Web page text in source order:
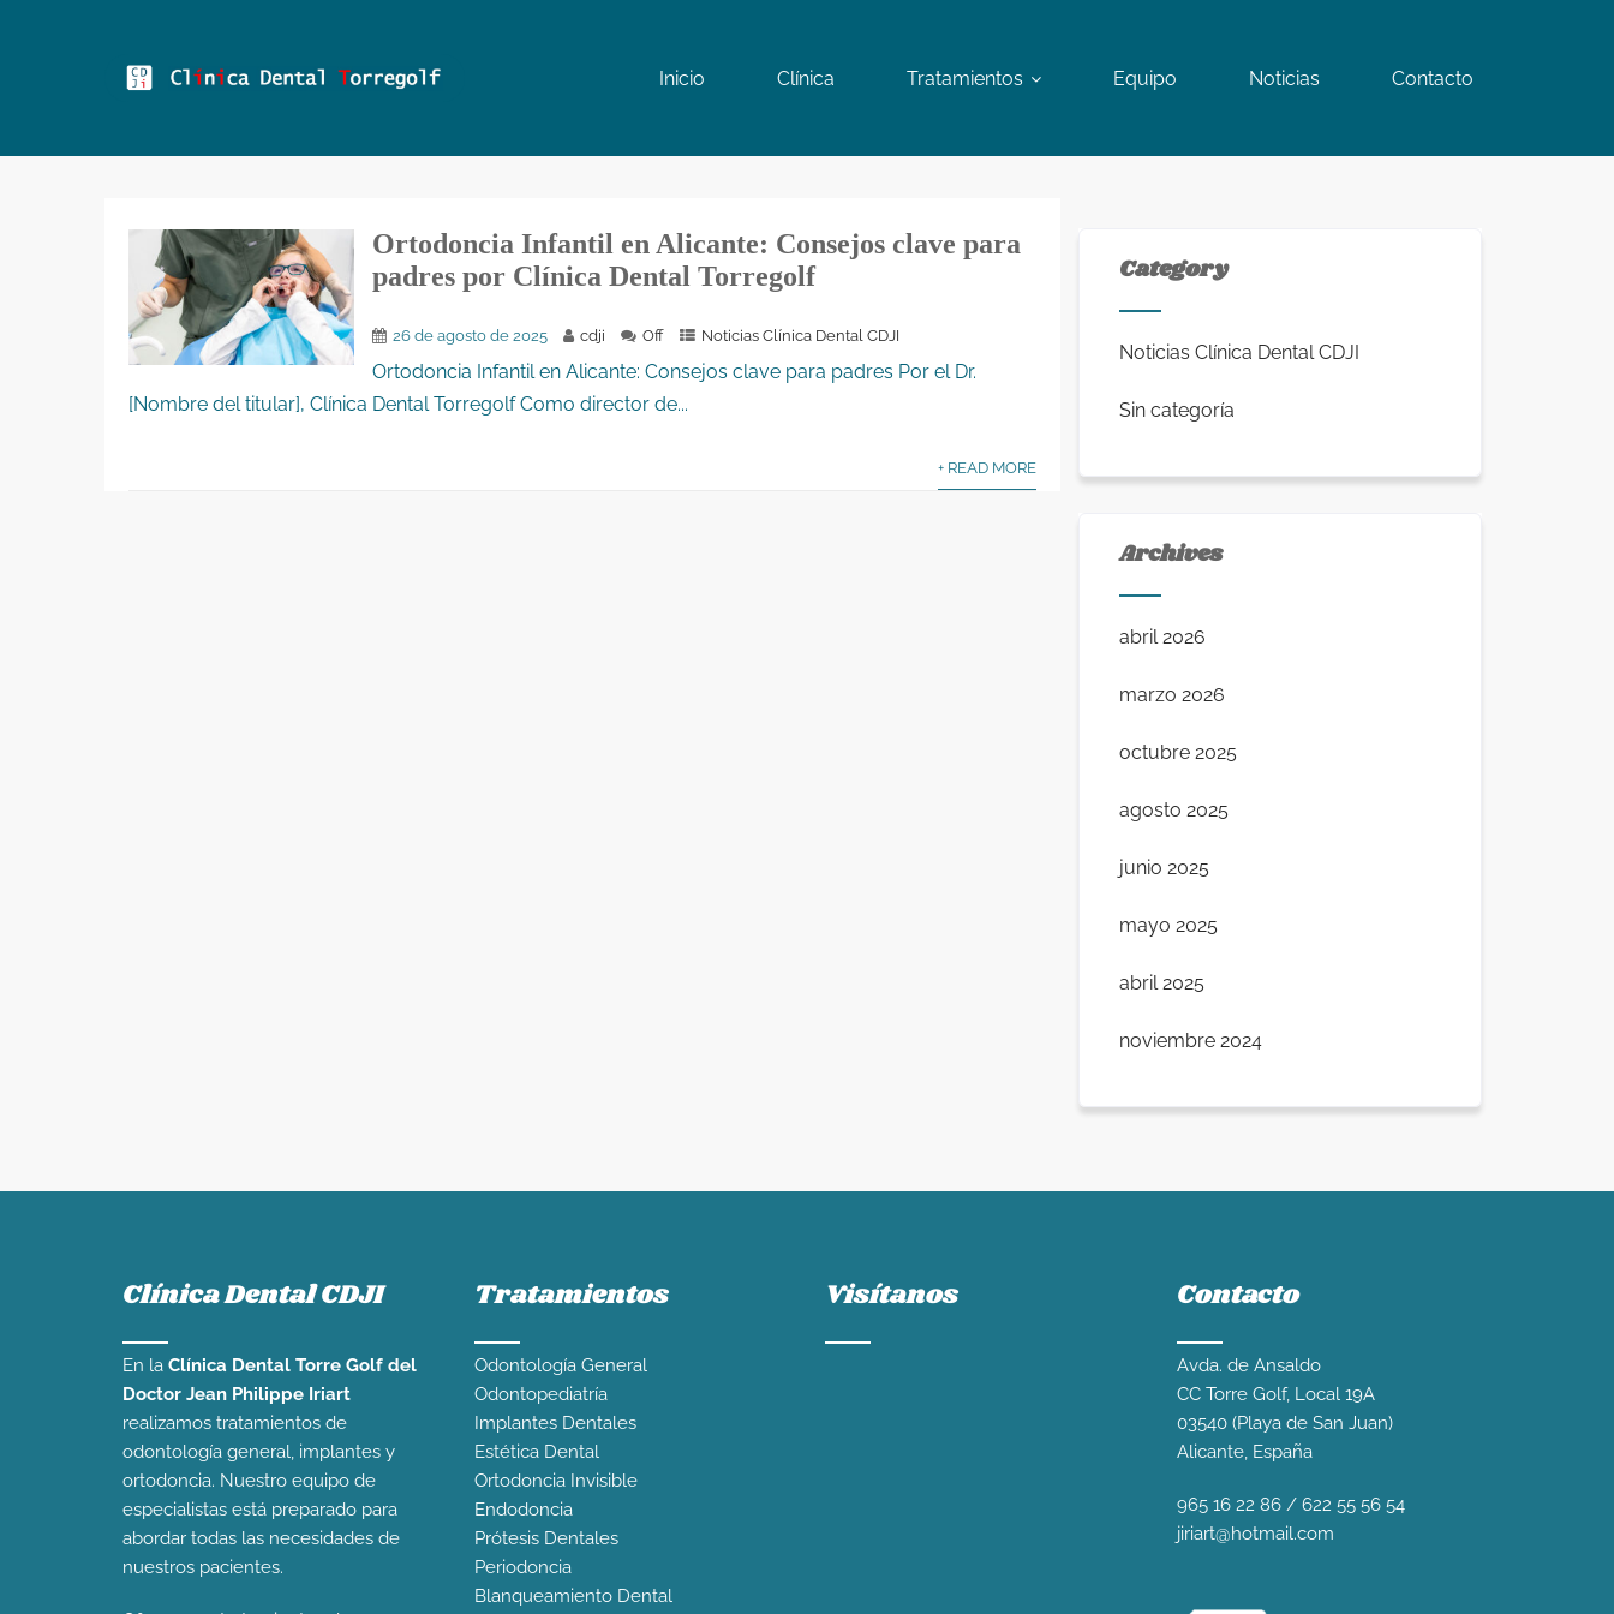
Inicio Clínica Tratamientos Equipo Noticias Contacto
Ortodoncia Infantil en Alicante: Consejos clave para
padres por Clínica Dental Torregolf
26 de agosto de 2025 cdji Off Noticias Clínica Dental CDJI
Ortodoncia Infantil en Alicante: Consejos clave para padres Por el Dr.
[Nombre del titular], Clínica Dental Torregolf Como director de...
+ READ MORE
Category
Noticias Clínica Dental CDJI
Sin categoría
Archives
abril 2026
marzo 2026
octubre 2025
agosto 2025
junio 2025
mayo 2025
abril 2025
noviembre 2024
Clínica Dental CDJI
En la Clínica Dental Torre Golf del
Doctor Jean Philippe Iriart
realizamos tratamientos de
odontología general, implantes y
ortodoncia. Nuestro equipo de
especialistas está preparado para
abordar todas las necesidades de
nuestros pacientes.
Tratamientos
Odontología General
Odontopediatría
Implantes Dentales
Estética Dental
Ortodoncia Invisible
Endodoncia
Prótesis Dentales
Periodoncia
Blanqueamiento Dental
Visítanos Contacto
Avda. de Ansaldo
CC Torre Golf, Local 19A
03540 (Playa de San Juan)
Alicante, España
965 16 22 86/ 622 55 56 54
jiriart@hotmail.com